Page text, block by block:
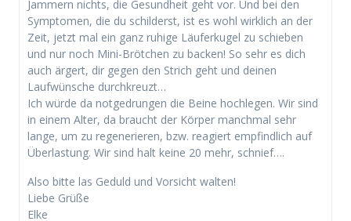
Jammern nichts, die Gesundheit geht vor. Und bei den
Symptomen, die du schilderst, ist es wohl wirklich an der
Zeit, jetzt mal ein ganz ruhige Läuferkugel zu schieben
und nur noch Mini-Brötchen zu backen! So sehr es dich
auch ärgert, dir gegen den Strich geht und deinen
Laufwünsche durchkreuzt…
Ich würde da notgedrungen die Beine hochlegen. Wir sind
in einem Alter, da braucht der Körper manchmal sehr
lange, um zu regenerieren, bzw. reagiert empfindlich auf
Überlastung. Wir sind halt keine 20 mehr, schnief….
Also bitte las Geduld und Vorsicht walten!
Liebe Grüße
Elke